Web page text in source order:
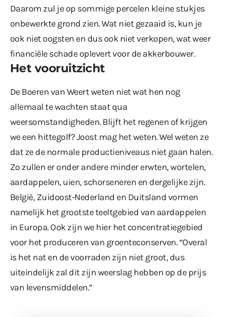
Daarom zul je op sommige percelen kleine stukjes
onbewerkte grond zien. Wat niet gezaaid is, kun je
ook niet oogsten en dus ook niet verkopen, wat weer
financiële schade oplevert voor de akkerbouwer.
Het vooruitzicht
De Boeren van Weert weten niet wat hen nog
allemaal te wachten staat qua
weersomstandigheden. Blijft het regenen of krijgen
we een hittegolf? Joost mag het weten. Wel weten ze
dat ze de normale productieniveaus niet gaan halen.
Zo zullen er onder andere minder erwten, wortelen,
aardappelen, uien, schorseneren en dergelijke zijn.
België, Zuidoost-Nederland en Duitsland vormen
namelijk het grootste teeltgebied van aardappelen
in Europa. Ook zijn we hier het concentratiegebied
voor het produceren van groenteconserven. “Overal
is het nat en de voorraden zijn niet groot, dus
uiteindelijk zal dit zijn weerslag hebben op de prijs
van levensmiddelen.”